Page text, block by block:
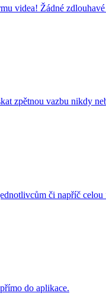
videa! Žádné zdlouhavé
zpětnou vazbu nikdy
či napříč celou
do aplikace.